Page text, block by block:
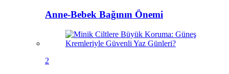
Anne-Bebek Bağının Önemi
2